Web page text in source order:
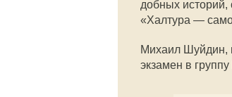
добных историй,
«Халтура —
Михаил Шуйдин,
экзамен в